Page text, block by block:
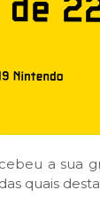
a sua
quais